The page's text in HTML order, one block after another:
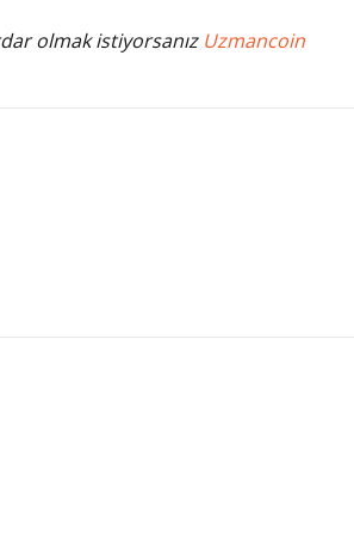
olmak istiyorsanız Uzmancoin